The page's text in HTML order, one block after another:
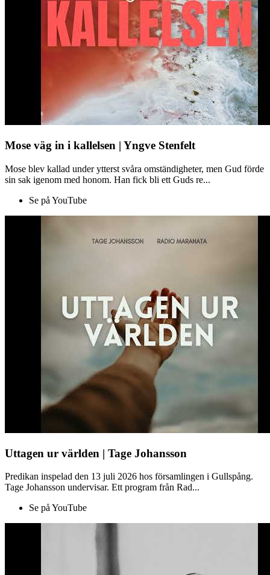
Mose väg in i kallelsen | Yngve Stenfelt
Mose blev kallad under ytterst svåra omständigheter, men Gud förde
sin sak igenom med honom. Han fick bli ett Guds re...
Se på YouTube
Uttagen ur världen | Tage Johansson
Predikan inspelad den 13 juli 2026 hos församlingen i Gullspång.
Tage Johansson undervisar. Ett program från Rad...
Se på YouTube